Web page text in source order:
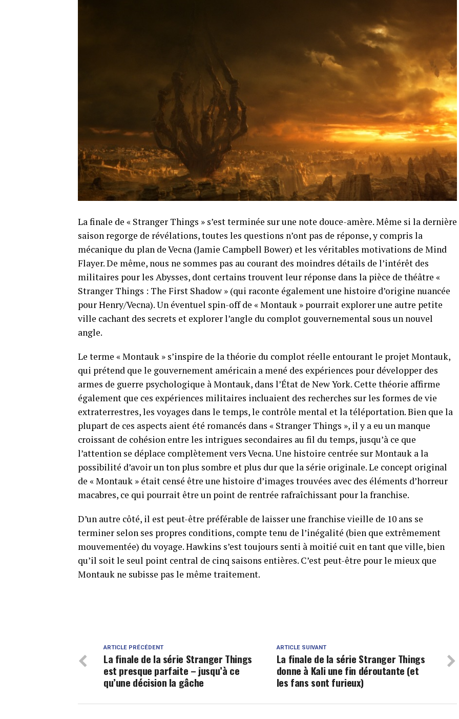
La finale de « Stranger Things » s’est terminée sur une note douce-amère. Même si la dernière
saison regorge de révélations, toutes les questions n’ont pas de réponse, y compris la
mécanique du plan de Vecna ​​(Jamie Campbell Bower) et les véritables motivations de Mind
Flayer. De même, nous ne sommes pas au courant des moindres détails de l’intérêt des
militaires pour les Abysses, dont certains trouvent leur réponse dans la pièce de théâtre «
Stranger Things : The First Shadow » (qui raconte également une histoire d’origine nuancée
pour Henry/Vecna). Un éventuel spin-off de « Montauk » pourrait explorer une autre petite
ville cachant des secrets et explorer l’angle du complot gouvernemental sous un nouvel
angle.
Le terme « Montauk » s’inspire de la théorie du complot réelle entourant le projet Montauk,
qui prétend que le gouvernement américain a mené des expériences pour développer des
armes de guerre psychologique à Montauk, dans l’État de New York. Cette théorie affirme
également que ces expériences militaires incluaient des recherches sur les formes de vie
extraterrestres, les voyages dans le temps, le contrôle mental et la téléportation. Bien que la
plupart de ces aspects aient été romancés dans « Stranger Things », il y a eu un manque
croissant de cohésion entre les intrigues secondaires au fil du temps, jusqu’à ce que
l’attention se déplace complètement vers Vecna. Une histoire centrée sur Montauk a la
possibilité d’avoir un ton plus sombre et plus dur que la série originale. Le concept original
de « Montauk » était censé être une histoire d’images trouvées avec des éléments d’horreur
macabres, ce qui pourrait être un point de rentrée rafraîchissant pour la franchise.
D’un autre côté, il est peut-être préférable de laisser une franchise vieille de 10 ans se
terminer selon ses propres conditions, compte tenu de l’inégalité (bien que extrêmement
mouvementée) du voyage. Hawkins s’est toujours senti à moitié cuit en tant que ville, bien
qu’il soit le seul point central de cinq saisons entières. C’est peut-être pour le mieux que
Montauk ne subisse pas le même traitement.
ARTICLE SUIVANT
La finale de la série Stranger Things
donne à Kali une fin déroutante (et
les fans sont furieux)
ARTICLE PRÉCÉDENT
La finale de la série Stranger Things
est presque parfaite – jusqu’à ce
qu’une décision la gâche